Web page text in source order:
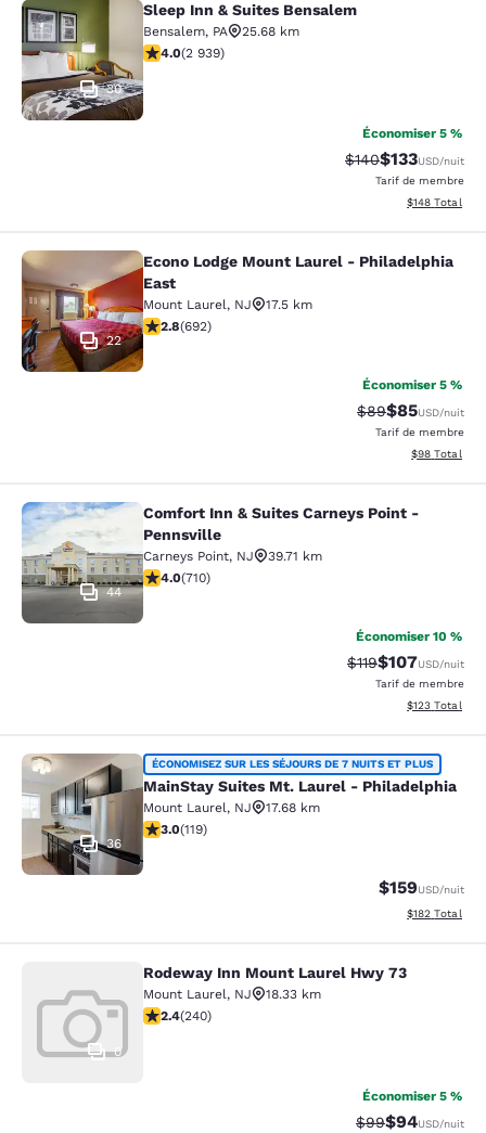
Sleep Inn & Suites Bensalem
30
Sleep Inn & Suites Bensalem
Bensalem, PA
25.68 km
4.05 étoiles. Très bon. 2939 commentaires
4.0(2 939)
Économiser 5 %
Tarif barré :
$140Tarif réduit :
$133USD/nuit
Tarif de membre
Afficher les
$148 Total
Econo Lodge Mount Laurel -
22
Econo Lodge Mount Laurel - Philadelphia
East
Mount Laurel, NJ
17.5 km
2.82 étoiles. Moyen. 692 commentaires
2.8(692)
Économiser 5 %
Tarif barré :
$89Tarif réduit :
$85USD/nuit
Tarif de membre
Afficher les
$98 Total
Comfort Inn & Suites Carneys
44
Comfort Inn & Suites Carneys Point -
Pennsville
Carneys Point, NJ
39.71 km
4 étoiles. Très bon. 710 commentaires
4.0(710)
Économiser 10 %
Tarif barré :
$119Tarif réduit :
$107USD/nuit
Tarif de membre
Afficher les
$123 Total
MainStay Suites Mt. Laurel -
36
ÉCONOMISEZ SUR LES SÉJOURS DE 7 NUITS ET PLUS
MainStay Suites Mt. Laurel - Philadelphia
Mount Laurel, NJ
17.68 km
2.97 étoiles. Moyen. 119 commentaires
3.0(119)
$159USD/nuit
Afficher les
$182 Total
Rodeway Inn Mount Laurel Hwy 73
0
Rodeway Inn Mount Laurel Hwy 73
Mount Laurel, NJ
18.33 km
2.39 étoiles. Moyen. 240 commentaires
2.4(240)
Économiser 5 %
Tarif barré :
$99Tarif réduit :
$94USD/nuit